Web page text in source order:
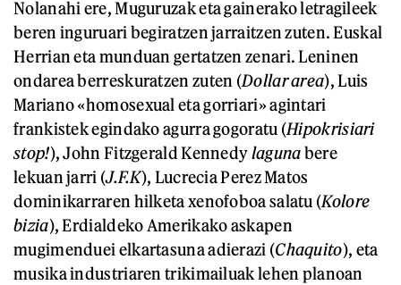
Nolanahi ere, Muguruzak eta gainerako letragileek
beren inguruari begiratzen jarraitzen zuten. Euskal
Herrian eta munduan gertatzen zenari. Leninen
ondarea berreskuratzen zuten (Dollar area), Luis
Mariano «homosexual eta gorriari» agintari
frankistek egindako agurra gogoratu (Hipokrisiari
stop!), John Fitzgerald Kennedylagunabere
lekuan jarri (J.F.K), Lucrecia Perez Matos
dominikarraren hilketa xenofoboa salatu (Kolore
bizia), Erdialdeko Amerikako askapen
mugimenduei elkartasuna adierazi (Chaquito), eta
musika industriaren trikimailuak lehen planoan